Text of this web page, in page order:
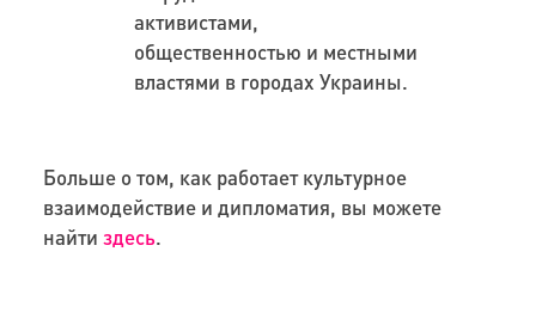
активистами,
общественностью и местными
властями в городах Украины.
Больше о том, как работает культурное
взаимодействие и дипломатия, вы можете
найти здесь.